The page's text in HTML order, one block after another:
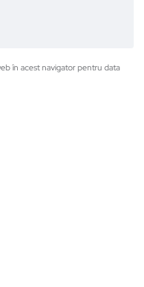
în acest navigator pentru data